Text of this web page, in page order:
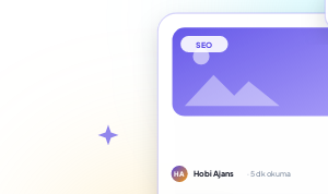
SEO
HA Hobi Ajans · 5 dk okuma